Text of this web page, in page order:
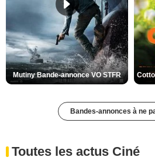
Mutiny Bande-annonce VO STFR
Bandes-annonces à ne
Toutes les actus Ciné